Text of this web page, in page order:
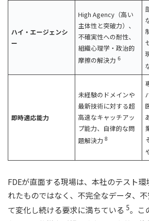
ハイ・エージェンシ
ー
High Agency（高い
主体性と突破力）、
不確実性への耐性、
組織心理学・政治的
摩擦の解決力 6
即時適応能力
未経験のドメインや
最新技術に対する超
高速なキャッチアッ
プ能力、自律的な問
題解決力8
FDEが直面する現場は、本社のテスト
れたものではなく、不完全なデータ、
て変化し続ける要求に満ちている 5。こ